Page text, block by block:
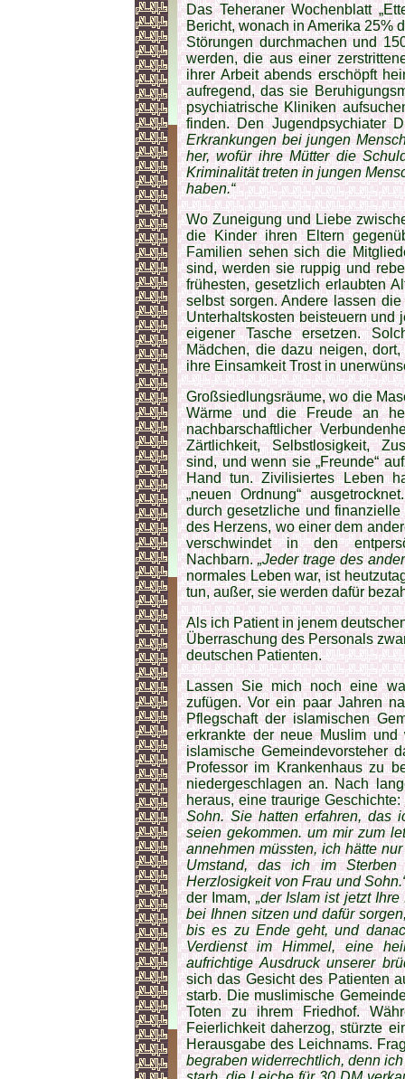
Das Teheraner Wochenblatt
Bericht, wonach in Amerika 25%
Störungen durchmachen und
werden, die aus einer
ihrer Arbeit abends erschöpft
aufregend, das sie
psychiatrische Kliniken
finden. Den Jugendpsychiater
Erkrankungen bei jungen
her, wofür ihre Mütter die
Kriminalität treten in jungen
haben.“
Wo Zuneigung und Liebe
die Kinder ihren Eltern
Familien sehen sich die
sind, werden sie ruppig und
frühesten, gesetzlich erlaubten
selbst sorgen. Andere lassen
Unterhaltskosten beisteuern und
eigener Tasche ersetzen.
Mädchen, die dazu neigen,
ihre Einsamkeit Trost in
Großsiedlungsräume, wo die
Wärme und die Freude an
nachbarschaftlicher
Zärtlichkeit, Selbstlosigkeit,
sind, und wenn sie „Freunde“
Hand tun. Zivilisiertes Leben
„neuen Ordnung“
durch gesetzliche und
des Herzens, wo einer dem
verschwindet in den
Nachbarn.„Jeder trage des
normales Leben war, ist
tun, außer, sie werden dafür
Als ich Patient in jenem
Überraschung des Personals
deutschen Patienten.
Lassen Sie mich noch eine
zufügen. Vor ein paar Jahren
Pflegschaft der islamischen
erkrankte der neue Muslim
islamische Ge­meindevorsteher
Professor im Krankenhaus zu
niedergeschlagen an. Nach
heraus, eine traurige Geschichte:
Sohn. Sie hatten erfahren, das
seien gekommen. um mir zum
annehmen müssten, ich hätte
Umstand, das ich im
Herzlosigkeit von Frau und
der Imam,„der Islam ist jetzt
bei Ihnen sitzen und dafür
bis es zu Ende geht, und
Verdienst im Himmel, eine
aufrichtige Ausdruck unserer
sich das Gesicht des Patienten
starb. Die muslimische
Toten zu ihrem Friedhof.
Feierlichkeit daherzog, stürzte
Herausgabe des Leichnams.
begraben widerrechtlich, denn